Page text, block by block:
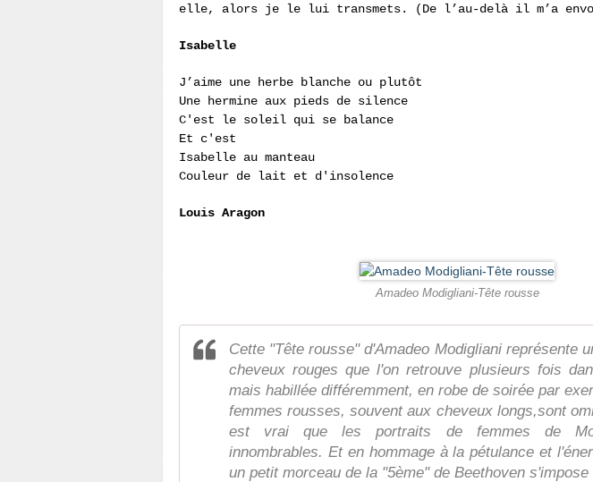
elle, alors je le lui transmets. (De l’au-delà il m’a
Isabelle
J’aime une herbe blanche ou plutôt
Une hermine aux pieds de silence
C'est le soleil qui se balance
Et c'est
Isabelle au manteau
Couleur de lait et d'insolence
Louis Aragon
Amadeo Modigliani-Tête rousse
Cette "Tête rousse" d'Amadeo Modigliani représente
cheveux rouges que l'on retrouve plusieurs fois
mais habillée différemment, en robe de soirée par
femmes rousses, souvent aux cheveux longs,sont
est vrai que les portraits de femmes de
innombrables. Et en hommage à la pétulance et
un petit morceau de la "5ème" de Beethoven s'impose